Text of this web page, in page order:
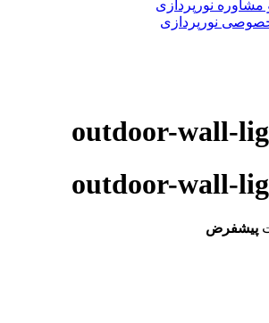
نورپردازی
نورپردازی
outdoor-wall-
outdoor-wall-
پیشفرض